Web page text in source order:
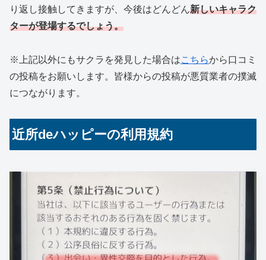
り返し接触してきますが、今後はどんどん新しいキャラク
ターが登場するでしょう。
※上記以外にもサクラを発見した場合はこちらから口コミ
の投稿をお願いします。皆様からの投稿が悪質業者の撲滅
につながります。
近所deハッピーの利用規約